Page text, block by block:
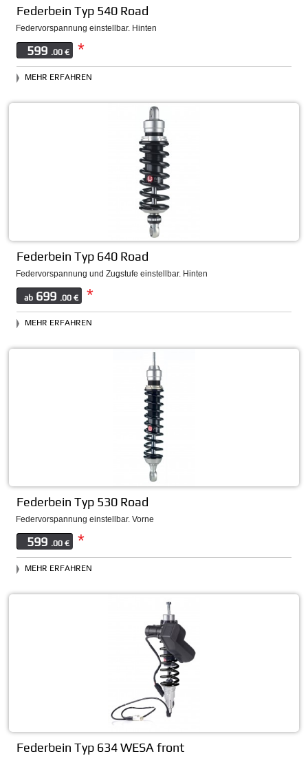
Federbein Typ 540 Road
Federvorspannung einstellbar. Hinten
599 .00 € *
MEHR ERFAHREN
Federbein Typ 640 Road
Federvorspannung und Zugstufe einstellbar. Hinten
ab 699 .00 € *
MEHR ERFAHREN
Federbein Typ 530 Road
Federvorspannung einstellbar. Vorne
599 .00 € *
MEHR ERFAHREN
Federbein Typ 634 WESA front